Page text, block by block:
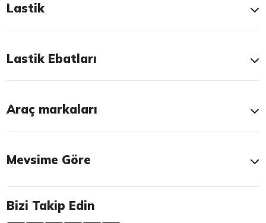
Lastik
Lastik Ebatları
Araç markaları
Mevsime Göre
Bizi Takip Edin